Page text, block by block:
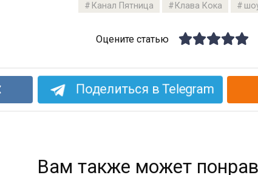
Канал Пятница Клава Кока
Оцените статью
Поделиться в Telegram
Вам также может